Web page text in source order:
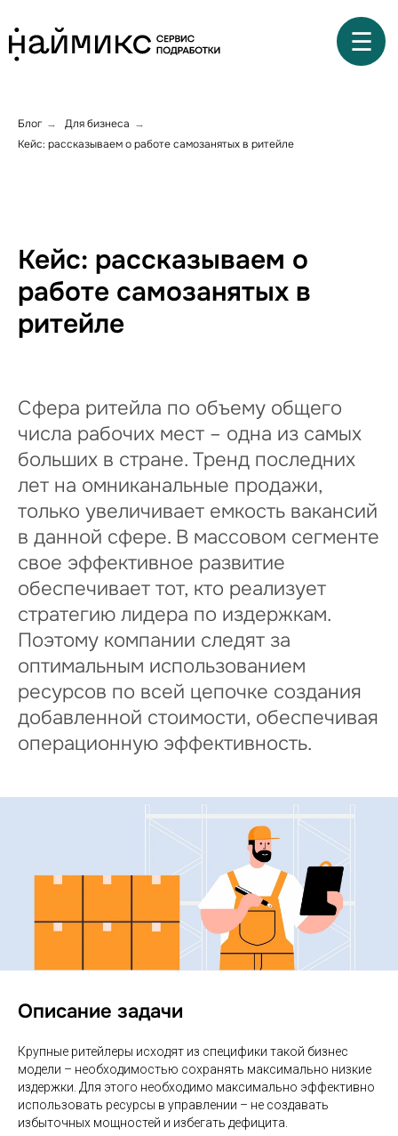
☰
Блог → Для бизнеса →
Кейс: рассказываем о работе самозанятых в ритейле
Кейс: рассказываем о
работе самозанятых в
ритейле
Сфера ритейла по объему общего
числа рабочих мест – одна из самых
больших в стране. Тренд последних
лет на омниканальные продажи,
только увеличивает емкость вакансий
в данной сфере. В массовом сегменте
свое эффективное развитие
обеспечивает тот, кто реализует
стратегию лидера по издержкам.
Поэтому компании следят за
оптимальным использованием
ресурсов по всей цепочке создания
добавленной стоимости, обеспечивая
операционную эффективность.
Описание задачи
Крупные ритейлеры исходят из специфики такой бизнес
модели – необходимостью сохранять максимально низкие
издержки. Для этого необходимо максимально эффективно
использовать ресурсы в управлении – не создавать
избыточных мощностей и избегать дефицита.